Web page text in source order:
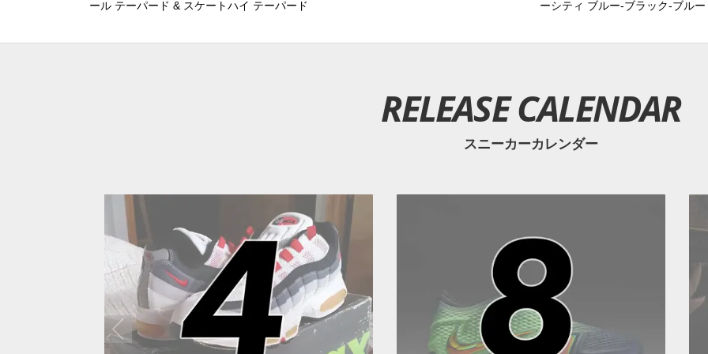
ール テーパード & スケートハイ テーパード ーシティ ブルー-ブラック-ブル
RELEASE CALENDAR
スニーカーカレンダー